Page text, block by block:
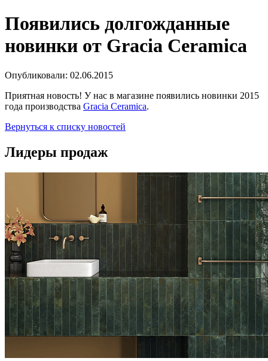
Появились долгожданные
новинки от Gracia Ceramica
Опубликовали: 02.06.2015
Приятная новость! У нас в магазине появились новинки 2015
года производства Gracia Ceramica.
Вернуться к списку новостей
Лидеры продаж